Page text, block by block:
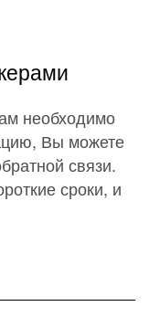
необходимо
Вы можете
связи.
сроки, и